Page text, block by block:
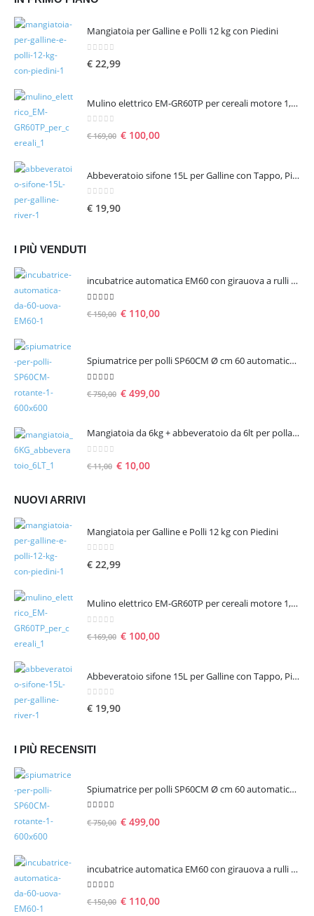
Mangiatoia per Galline e Polli 12 kg con Piedini
€ 22,99
Mulino elettrico EM-GR60TP per cereali motore 1,6 hp 1300 W – seconda scelta
€169,00 € 100,00
Abbeveratoio sifone 15L per Galline con Tappo, Piedini e Manico
€ 19,90
I PIÙ VENDUTI
incubatrice automatica EM60 con girauova a rulli per 60 uova
€150,00 € 110,00
Spiumatrice per polli SP60CM Ø cm 60 automatica rotante
€750,00 € 499,00
Mangiatoia da 6kg + abbeveratoio da 6lt per pollame
€11,00 € 10,00
NUOVI ARRIVI
Mangiatoia per Galline e Polli 12 kg con Piedini
€ 22,99
Mulino elettrico EM-GR60TP per cereali motore 1,6 hp 1300 W – seconda scelta
€169,00 € 100,00
Abbeveratoio sifone 15L per Galline con Tappo, Piedini e Manico
0Su 5
€ 19,90
I PIÙ RECENSITI
Spiumatrice per polli SP60CM Ø cm 60 automatica rotante
€750,00 € 499,00
incubatrice automatica EM60 con girauova a rulli per 60 uova
Su 5
€150,00 € 110,00